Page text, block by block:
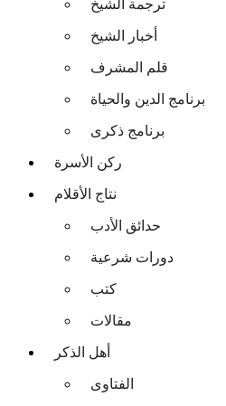
ترجمة الشيخ
أخبار الشيخ
قلم المشرف
برنامج الدين والحياة
برنامج ذكرى
ركن الأسرة
نتاج الأقلام
حدائق الأدب
دورات شرعية
كتب
مقالات
أهل الذكر
الفتاوى